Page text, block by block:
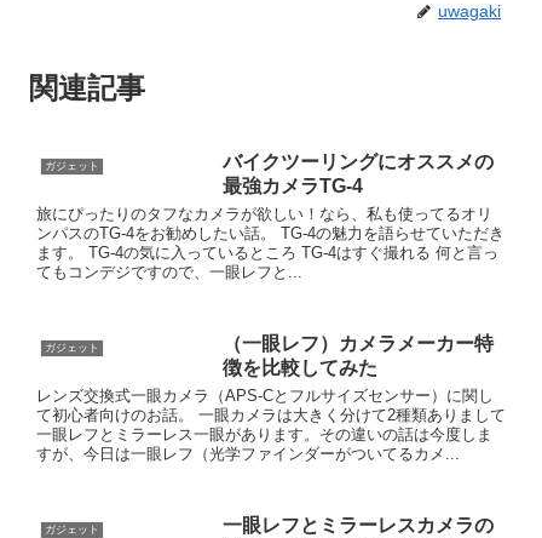
uwagaki
関連記事
ガジェット
バイクツーリングにオススメの
最強カメラTG-4
旅にぴったりのタフなカメラが欲しい！なら、私も使ってるオリ
ンパスのTG-4をお勧めしたい話。 TG-4の魅力を語らせていただき
ます。 TG-4の気に入っているところ TG-4はすぐ撮れる 何と言っ
てもコンデジですので、一眼レフと...
ガジェット
（一眼レフ）カメラメーカー特
徴を比較してみた
レンズ交換式一眼カメラ（APS-Cとフルサイズセンサー）に関し
て初心者向けのお話。 一眼カメラは大きく分けて2種類ありまして
一眼レフとミラーレス一眼があります。その違いの話は今度しま
すが、今日は一眼レフ（光学ファインダーがついてるカメ...
ガジェット
一眼レフとミラーレスカメラの